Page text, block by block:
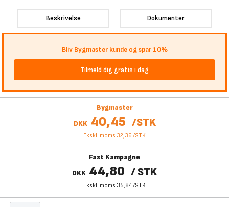
Beskrivelse Dokumenter
Bliv Bygmaster kunde og spar 10%
Tilmeld dig gratis i dag
Bygmaster
DKK 40,45 /STK
Ekskl. moms 32,36 /STK
Fast Kampagne
DKK 44,80 /STK
Ekskl. moms 35,84/STK